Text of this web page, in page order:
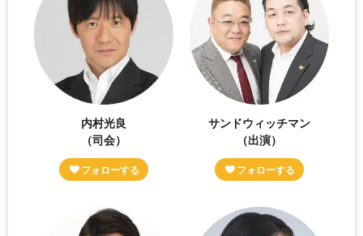
内村光良
（司会）
サンドウィッチマン
（出演）